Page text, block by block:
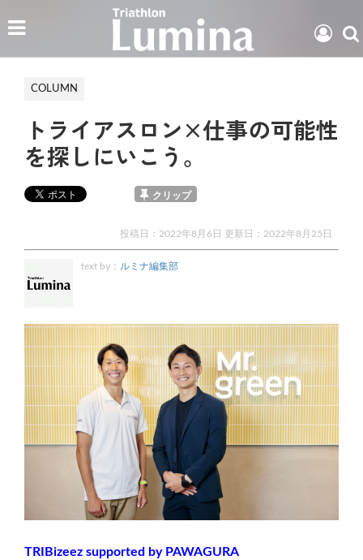
COLUMN
トライアスロン×仕事の可能性
を探しにいこう。
クリップ
投稿日：2022年8月6日 更新日： 2022年8月25日
text by： ルミナ編集部
TRIBizeez supported by PAWAGURA